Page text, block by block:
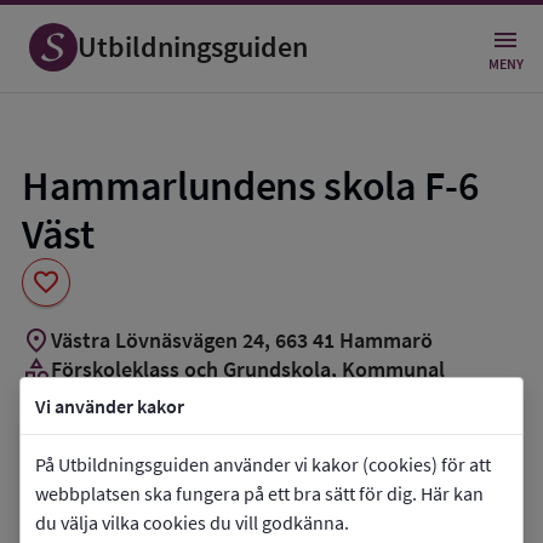
Vi använder kakor
På Utbildningsguiden använder vi kakor (cookies) för att
webbplatsen ska fungera på ett bra sätt för dig. Här kan
du välja vilka cookies du vill godkänna.
Utbildningsguiden MENY
Hammarlundens skola F-6
Väst
favorite
Spara
som
favorit
location_onVästra Lövnäsvägen 24, 66341 Hammarö
categoryFörskoleklass och Grundskola, Kommunal
groups_3 Cirka 270 elever
Vill du kontakta skolan?
phone Telefon:054-515032